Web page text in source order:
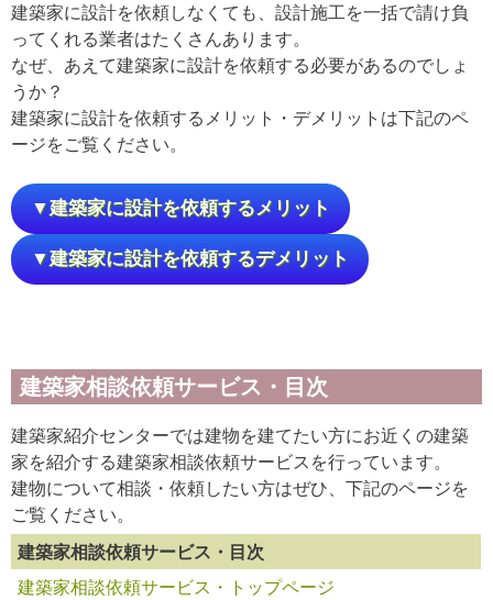
建築家に設計を依頼しなくても、設計施工を一括で請け負
ってくれる業者はたくさんあります。
なぜ、あえて建築家に設計を依頼する必要があるのでしょ
うか？
建築家に設計を依頼するメリット・デメリットは下記のペ
ージをご覧ください。
▼建築家に設計を依頼するメリット
▼建築家に設計を依頼するデメリット
建築家相談依頼サービス・目次
建築家紹介センターでは建物を建てたい方にお近くの建築
家を紹介する建築家相談依頼サービスを行っています。
建物について相談・依頼したい方はぜひ、下記のページを
ご覧ください。
建築家相談依頼サービス・目次
建築家相談依頼サービス・トップページ